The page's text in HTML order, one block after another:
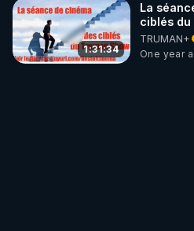
1:31:34
La
ciblés du
"Control
TRUMAN+
One year